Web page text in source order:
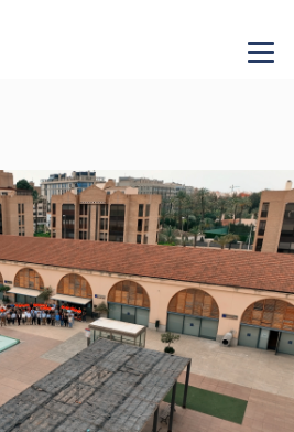
Menu